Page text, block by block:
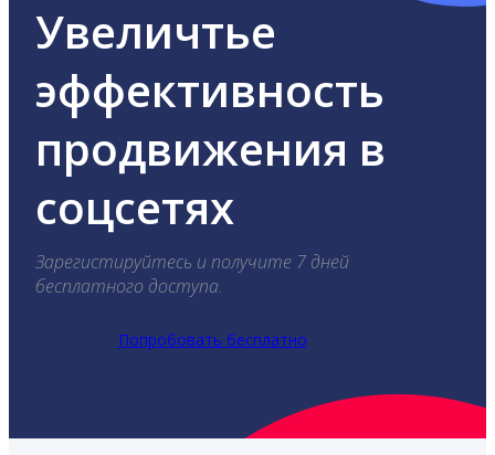
Увеличтье
эффективность
продвижения в
соцсетях
Зарегистируйтесь и получите 7 дней
бесплатного доступа.
Попробовать бесплатно